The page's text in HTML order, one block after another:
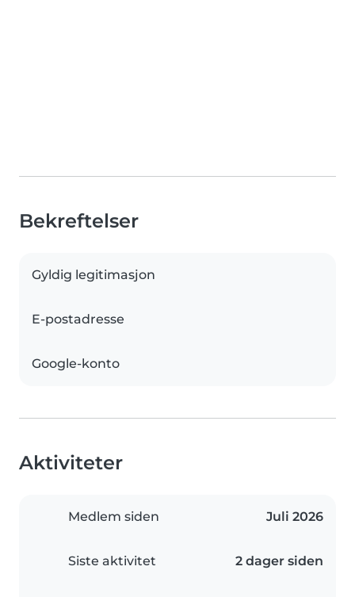
Bekreftelser
Gyldig legitimasjon
E-postadresse
Google-konto
Aktiviteter
Medlem siden Juli 2026
Siste aktivitet 2 dager siden